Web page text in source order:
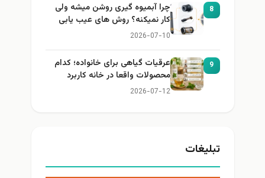
8
چرا آبمیوه گیری روشن میشه ولی
کار نمیکنه؟ روش های عیب یابی
2026-07-10
9
عرقیات گیاهی برای خانواده؛ کدام
محصولات واقعا در خانه کاربرد
دارند؟
2026-07-12
تبلیغات